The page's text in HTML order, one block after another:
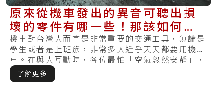
原來從機車發出的異音可聽出損
壞的零件有哪一些！那該如何維
修讓它不會又出聲呢？
機車對台灣人而言是非常重要的交通工具，無論是
學生或者是上班族，非常多人近乎天天都要用機
車。在與人互動時，各位最怕「空氣忽然安靜」，
但是在.....
了解更多